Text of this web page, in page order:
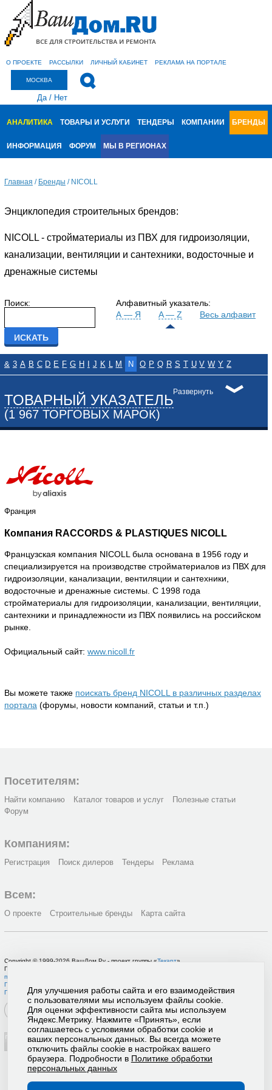
О ПРОЕКТЕ РАССЫЛКИ ЛИЧНЫЙ КАБИНЕТ РЕКЛАМА НА ПОРТАЛЕ
МОСКВА
Да/ Нет
АНАЛИТИКА ТОВАРЫ И УСЛУГИ ТЕНДЕРЫ КОМПАНИИ БРЕНДЫ
ИНФОРМАЦИЯ ФОРУМ МЫ В РЕГИОНАХ
Главная / Бренды /NICOLL
Энциклопедия строительных брендов:
NICOLL - стройматериалы из ПВХ для гидроизоляции,
канализации, вентиляции и сантехники, водосточные и
дренажные системы
Алфавитный указатель:
А — Я
A — Z Весь алфавит
Поиск:
& 3 A B C D E F G H J K L M N O P Q R S T U V W Y Z
Развернуть
ТОВАРНЫЙ УКАЗАТЕЛЬ
(1 967 ТОРГОВЫХ МАРОК)
Франция
Компания RACCORDS & PLASTIQUES NICOLL
Французская компания NICOLL была основана в 1956 году и
специализируется на производстве стройматериалов из ПВХ для
гидроизоляции, канализации, вентиляции и сантехники,
водосточные и дренажные системы. С 1998 года
стройматериалы для гидроизоляции, канализации, вентиляции,
сантехники и принадлежности из ПВХ появились на российском
рынке.
Официальный сайт: www.nicoll.fr
Вы можете также поискать бренд NICOLL в различных разделах
портала (форумы, новости компаний, статьи и т.п.)
Посетителям:
Найти компанию Каталог товаров и услуг
Полезные статьи
Форум
Компаниям:
Регистрация Поиск дилеров Тендеры Реклама
Всем:
О проекте Строительные бренды Карта сайта
Copyright © 1999-2026 ВашДом.Ру - проект группы «Текарт»
По вопросам связанным с работой портала вы можете связаться с нашей
поддержки
Политика в отношении обработки персональных данных
Пользовательское соглашение
Для улучшения работы сайта и его взаимодействия
с пользователями мы используем файлы cookie.
Для оценки эффективности сайта мы используем
Яндекс.Метрику. Нажмите «Принять», если
соглашаетесь с условиями обработки cookie и
ваших персональных данных. Вы всегда можете
отключить файлы cookie в настройках вашего
браузера. Подробности в Политике обработки
персональных данных